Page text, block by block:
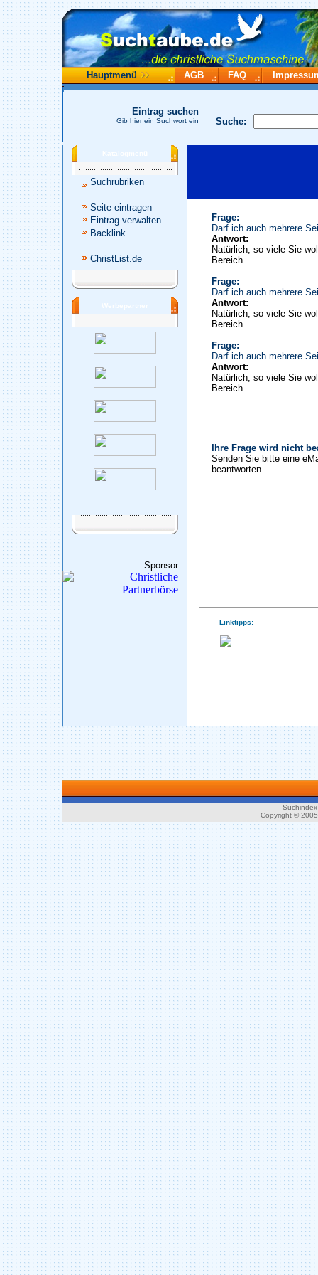
Hauptmenü AGB FAQ
Suche:
Eintrag suchen
Gib hier ein Suchwort ein
Katalogmenü
Suchrubriken
Seite eintragen
Eintrag verwalten
Backlink
ChristList.de
Werbepartner
Sponsor
Frage:
Darf ich auch mehrere
Antwort:
Natürlich, so viele Sie
Bereich.
Frage:
Darf ich auch mehrere
Antwort:
Natürlich, so viele Sie
Bereich.
Frage:
Darf ich auch mehrere
Antwort:
Natürlich, so viele Sie
Bereich.
Ihre Frage wird nicht
Senden Sie bitte eine
beantworten...
Linktipps:
Copyright ©